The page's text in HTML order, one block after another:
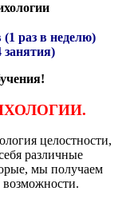
(1 раз в неделю)
занятия)
целостности,
различные
мы получаем
возможности.